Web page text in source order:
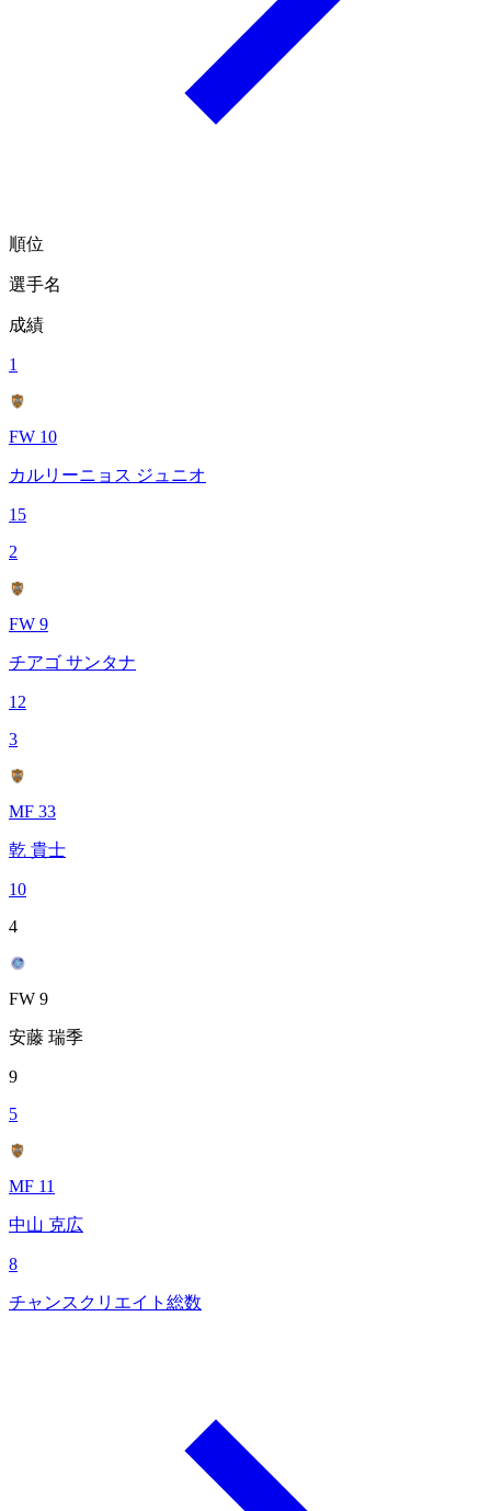
順位
選手名
成績
1
FW 10
カルリーニョス ジュニオ
15
2
FW 9
チアゴ サンタナ
12
3
MF 33
乾 貴士
10
4
FW 9
安藤 瑞季
9
5
MF 11
中山 克広
8
チャンスクリエイト総数